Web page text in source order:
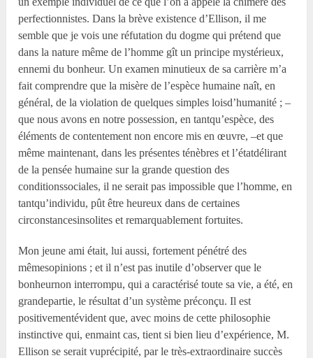
perfectionnistes. Dans la brève existence d’Ellison, il me
semble que je vois une réfutation du dogme qui prétend que
dans la nature même de l’homme gît un principe mystérieux,
ennemi du bonheur. Un examen minutieux de sa carrière m’a
fait comprendre que la misère de l’espèce humaine naît, en
général, de la violation de quelques simples loisd’humanité ; –
que nous avons en notre possession, en tantqu’espèce, des
éléments de contentement non encore mis en œuvre, –et que
même maintenant, dans les présentes ténèbres et l’étatdélirant
de la pensée humaine sur la grande question des
conditionssociales, il ne serait pas impossible que l’homme, en
tantqu’individu, pût être heureux dans de certaines
circonstancesinsolites et remarquablement fortuites.
Mon jeune ami était, lui aussi, fortement pénétré des
mêmesopinions ; et il n’est pas inutile d’observer que le
bonheurnon interrompu, qui a caractérisé toute sa vie, a été, en
grandepartie, le résultat d’un système préconçu. Il est
positivementévident que, avec moins de cette philosophie
instinctive qui, enmaint cas, tient si bien lieu d’expérience, M.
Ellison se serait vuprécipité, par le très-extraordinaire succès